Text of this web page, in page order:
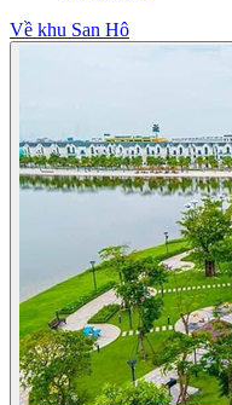
Về khu San Hô